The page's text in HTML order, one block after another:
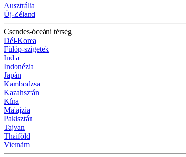
Ausztrália
Új-Zéland
Csendes-óceáni térség
Dél-Korea
Fülöp-szigetek
India
Indonézia
Japán
Kambodzsa
Kazahsztán
Kína
Malajzia
Pakisztán
Tajvan
Thaiföld
Vietnám